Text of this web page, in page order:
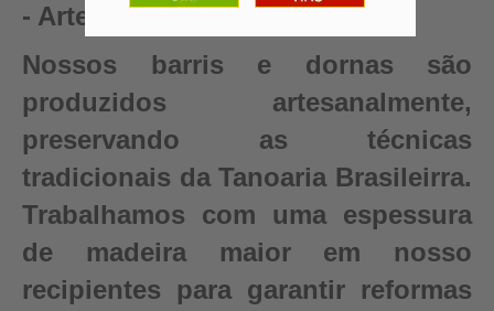
- Artesanal
Nossos barris e dornas são
produzidos artesanalmente,
preservando as técnicas
tradicionais da Tanoaria Brasileirra.
Trabalhamos com uma espessura
de madeira maior em nosso
recipientes para garantir reformas